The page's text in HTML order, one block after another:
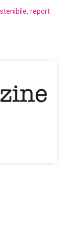
, report